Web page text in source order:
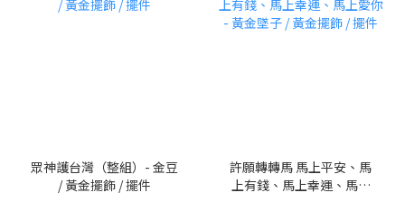
眾神護台灣（整組）- 金豆
/ 黃金擺飾 / 擺件
許願轉轉馬 馬上平安、馬
上有錢、馬上幸運、馬上